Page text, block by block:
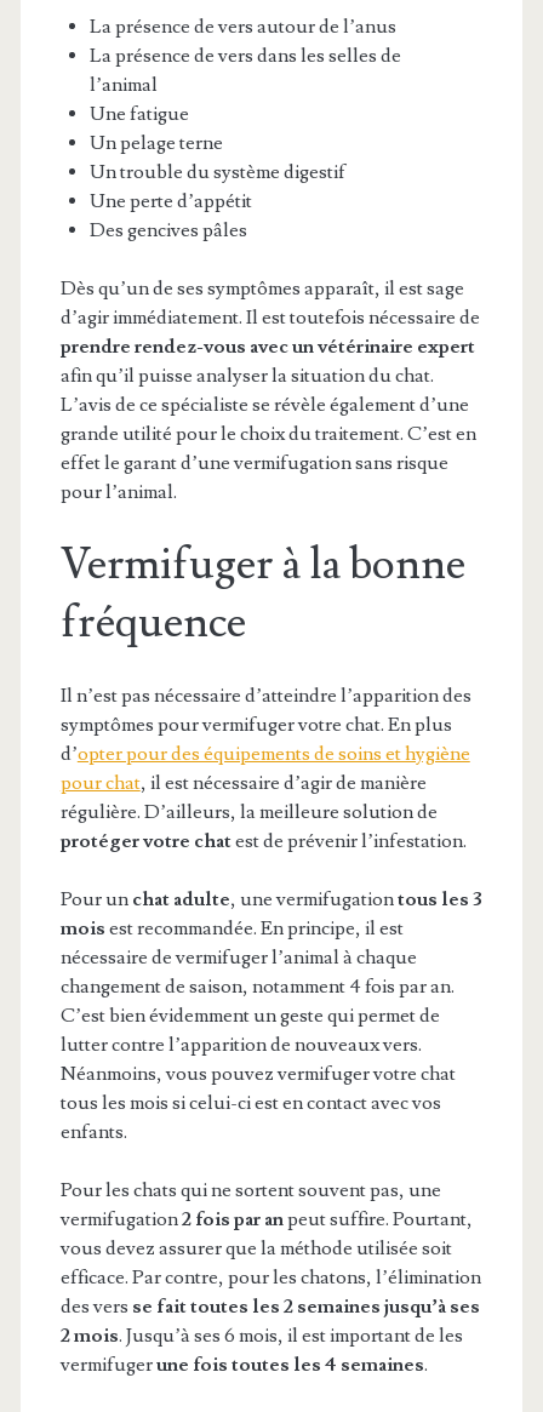
La présence de vers autour de l’anus
La présence de vers dans les selles de
l’animal
Une fatigue
Un pelage terne
Un trouble du système digestif
Une perte d’appétit
Des gencives pâles
Dès qu’un de ses symptômes apparaît, il est sage
d’agir immédiatement. Il est toutefois nécessaire de
prendre rendez-vous avec un vétérinaire expert
afin qu’il puisse analyser la situation du chat.
L’avis de ce spécialiste se révèle également d’une
grande utilité pour le choix du traitement. C’est en
effet le garant d’une vermifugation sans risque
pour l’animal.
Vermifuger à la bonne
fréquence
Il n’est pas nécessaire d’atteindre l’apparition des
symptômes pour vermifuger votre chat. En plus
d’opter pour des équipements de soins et hygiène
pour chat, il est nécessaire d’agir de manière
régulière. D’ailleurs, la meilleure solution de
protéger votre chatest de prévenir l’infestation.
Pour un chat adulte, une vermifugationtous les 3
mois est recommandée. En principe, il est
nécessaire de vermifuger l’animal à chaque
changement de saison, notamment 4 fois par an.
C’est bien évidemment un geste qui permet de
lutter contre l’apparition de nouveaux vers.
Néanmoins, vous pouvez vermifuger votre chat
tous les mois si celui-ci est en contact avec vos
enfants.
Pour les chats qui ne sortent souvent pas, une
vermifugation2 fois par anpeut suffire. Pourtant,
vous devez assurer que la méthode utilisée soit
efficace. Par contre, pour les chatons, l’élimination
des vers se fait toutes les 2 semaines jusqu’à ses
2 mois. Jusqu’à ses 6 mois, il est important de les
vermifugerune fois toutes les 4 semaines.